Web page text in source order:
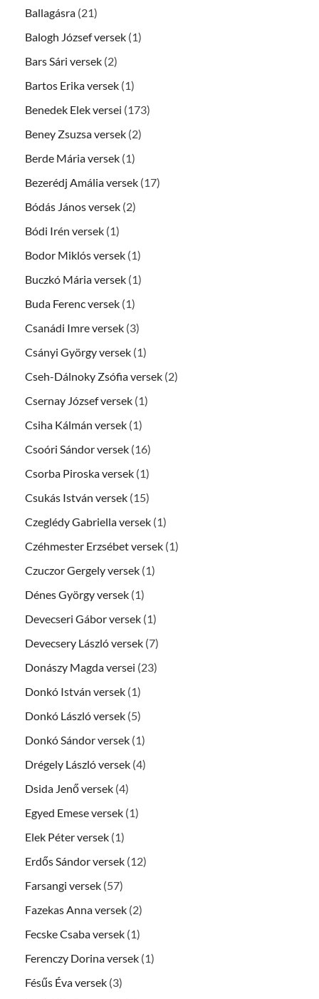
Ballagásra (21)
Balogh József versek (1)
Bars Sári versek (2)
Bartos Erika versek (1)
Benedek Elek versei (173)
Beney Zsuzsa versek (2)
Berde Mária versek (1)
Bezerédj Amália versek (17)
Bódás János versek (2)
Bódi Irén versek (1)
Bodor Miklós versek (1)
Buczkó Mária versek (1)
Buda Ferenc versek (1)
Csanádi Imre versek (3)
Csányi György versek (1)
Cseh-Dálnoky Zsófia versek (2)
Csernay József versek (1)
Csiha Kálmán versek (1)
Csoóri Sándor versek (16)
Csorba Piroska versek (1)
Csukás István versek (15)
Czeglédy Gabriella versek (1)
Czéhmester Erzsébet versek (1)
Czuczor Gergely versek (1)
Dénes György versek (1)
Devecseri Gábor versek (1)
Devecsery László versek (7)
Donászy Magda versei (23)
Donkó István versek (1)
Donkó László versek (5)
Donkó Sándor versek (1)
Drégely László versek (4)
Dsida Jenő versek (4)
Egyed Emese versek (1)
Elek Péter versek (1)
Erdős Sándor versek (12)
Farsangi versek (57)
Fazekas Anna versek (2)
Fecske Csaba versek (1)
Ferenczy Dorina versek (1)
Fésűs Éva versek (3)